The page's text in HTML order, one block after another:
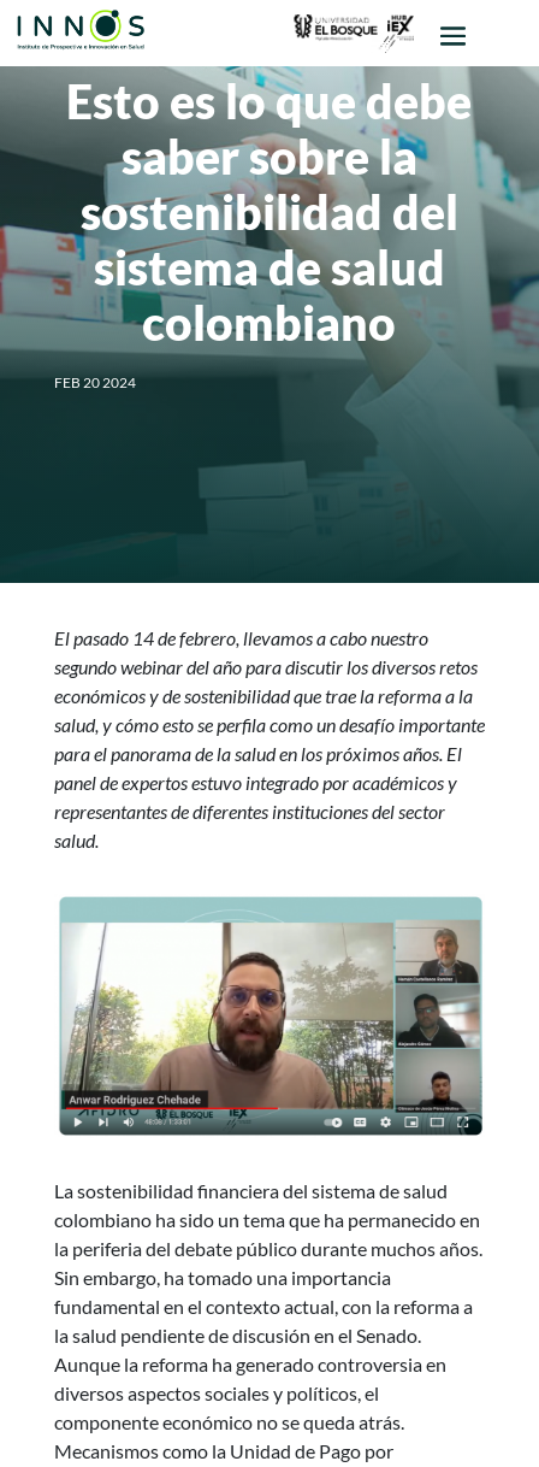
Esto es lo que debe
saber sobre la
sostenibilidad del
sistema de salud
colombiano
FEB 20 2024
El pasado 14 de febrero, llevamos a cabo nuestro
segundo webinar del año para discutir los diversos retos
económicos y de sostenibilidad que trae la reforma a la
salud, y cómo esto se perfila como un desafío importante
para el panorama de la salud en los próximos años. El
panel de expertos estuvo integrado por académicos y
representantes de diferentes instituciones del sector
salud.
La sostenibilidad financiera del sistema de salud
colombiano ha sido un tema que ha permanecido en
la periferia del debate público durante muchos años.
Sin embargo, ha tomado una importancia
fundamental en el contexto actual, con la reforma a
la salud pendiente de discusión en el Senado.
Aunque la reforma ha generado controversia en
diversos aspectos sociales y políticos, el
componente económico no se queda atrás.
Mecanismos como la Unidad de Pago por